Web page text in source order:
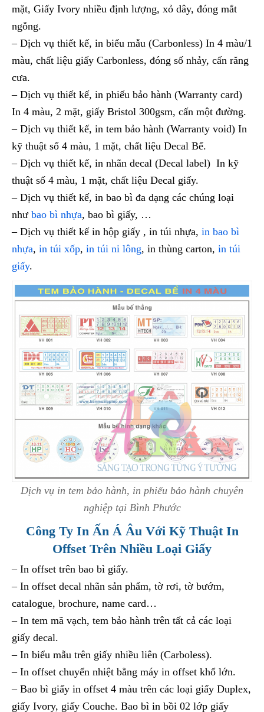
mặt, Giấy Ivory nhiều định lượng, xỏ dây, đóng mắt
ngỗng.
– Dịch vụ thiết kế, in biểu mẫu (Carbonless) In 4 màu/1
màu, chất liệu giấy Carbonless, đóng số nhảy, cấn răng
cưa.
– Dịch vụ thiết kế, in phiếu bảo hành (Warranty card)
In 4 màu, 2 mặt, giấy Bristol 300gsm, cấn một đường.
– Dịch vụ thiết kế, in tem bảo hành (Warranty void) In
kỹ thuật số 4 màu, 1 mặt, chất liệu Decal Bể.
– Dịch vụ thiết kế, in nhãn decal (Decal label) In kỹ
thuật số 4 màu, 1 mặt, chất liệu Decal giấy.
– Dịch vụ thiết kế, in bao bì đa dạng các chúng loại
như bao bì nhựa, bao bì giấy, …
– Dịch vụ thiết kế in hộp giấy , in túi nhựa, in bao bì
nhựa, in túi xốp, in túi ni lông, in thùng carton, in túi
giấy.
Dịch vụ in tem bảo hành, in phiếu bảo hành chuyên
nghiệp tại Bình Phước
Công Ty In Ấn Á Âu Với Kỹ Thuật In
Offset Trên Nhiều Loại Giấy
– In offset trên bao bì giấy.
– In offset decal nhãn sản phẩm, tờ rơi, tờ bướm,
catalogue, brochure, name card…
– In tem mã vạch, tem bảo hành trên tất cả các loại
giấy decal.
– In biểu mẫu trên giấy nhiều liên (Carboless).
– In offset chuyển nhiệt bằng máy in offset khổ lớn.
– Bao bì giấy in offset 4 màu trên các loại giấy Duplex,
giấy Ivory, giấy Couche. Bao bì in bồi 02 lớp giấy